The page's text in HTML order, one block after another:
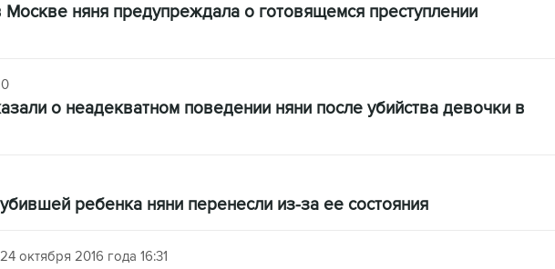
няня предупреждала о готовящемся преступлении
о неадекватном поведении няни после убийства девочки в
ребенка няни перенесли из-за ее состояния
24 октября 2016 года 16:31